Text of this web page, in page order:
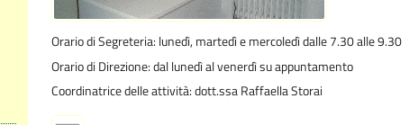
Orario di Segreteria: lunedì, martedì e mercoledì dalle 7.30 alle 9.30
Orario di Direzione: dal lunedì al venerdì su appuntamento
Coordinatrice delle attività: dott.ssa Raffaella Storai